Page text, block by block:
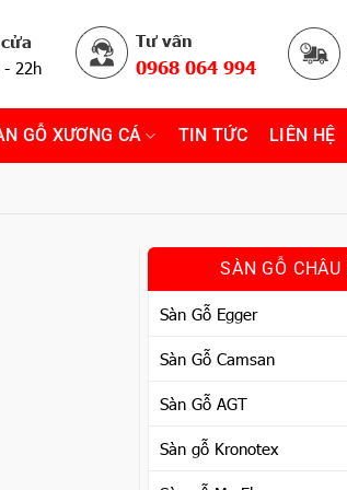
- 22h
Tư vấn
0968 064 994
GỖ XƯƠNG CÁ TIN TỨC LIÊN HỆ
SÀN GỖ CHÂU
Sàn Gỗ Egger
Sàn Gỗ Camsan
Sàn Gỗ AGT
Sàn gỗ Kronotex